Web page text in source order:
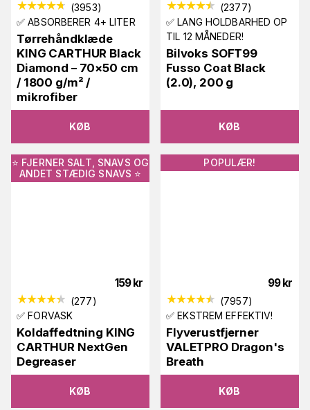
(3953)
✅ ABSORBERER 4+ LITER
Tørrehåndklæde
KING CARTHUR Black
Diamond – 70×50 cm
/ 1800 g/m² /
mikrofiber
KØB
(2377)
✅ LANG HOLDBARHED OP
TIL 12 MÅNEDER!
Bilvoks SOFT99
Fusso Coat Black
(2.0), 200 g
KØB
⭐️ FJERNER SALT, SNAVS OG
ANDET STÆDIG SNAVS ⭐️
159 kr
(277)
✅ FORVASK
Koldaffedtning KING
CARTHUR NextGen
Degreaser
KØB
POPULÆR!
99 kr
(7957)
✅ EKSTREM EFFEKTIV!
Flyverustfjerner
VALETPRO Dragon's
Breath
KØB